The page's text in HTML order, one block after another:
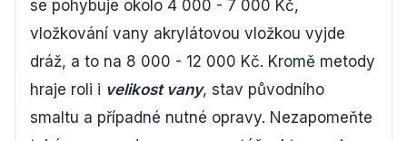
se pohybuje okolo 4 000 - 7 000 Kč,
vložkování vany akrylátovou vložkou vyjde
dráž, a to na 8 000 - 12 000 Kč. Kromě metody
hraje roli i velikost vany, stav původního
smaltu a případné nutné opravy. Nezapomeňte